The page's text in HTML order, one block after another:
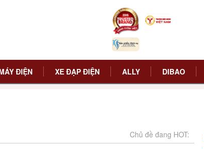
ĐIỆN XE ĐẠP ĐIỆN ALLY DIBAO
Chủ đề đang HOT: